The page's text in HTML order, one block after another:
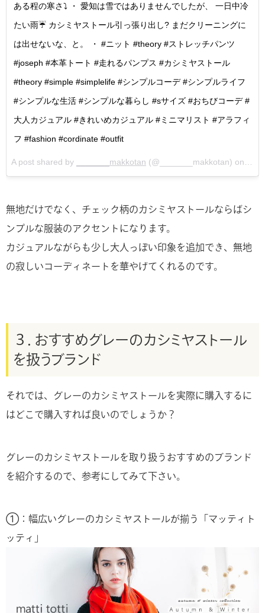
ある程の寒さ⤵️ ・ 愛知は雪ではありませんでしたが、 一日中冷
たい雨☔️ カシミヤストール引っ張り出し? まだクリーニングに
は出せないな、と。 ・ #ニット #theory #ストレッチパンツ
#joseph #本革トート #走れるパンプス #カシミヤストール
#theory #simple #simplelife #シンプルコーデ #シンプルライフ
#シンプルな生活 #シンプルな暮らし #sサイズ #おちびコーデ #
大人カジュアル #きれいめカジュアル #ミニマリスト #アラフィ
フ #fashion #cordinate #outfit
A post shared by _______makkotan (@_______makkotan) on
無地だけでなく、チェック柄のカシミヤストールならばシ
ンプルな服装のアクセントになります。
カジュアルながらも少し大人っぽい印象を追加でき、無地
の寂しいコーディネートを華やげてくれるのです。
３．おすすめグレーのカシミヤストール
を扱うブランド
それでは、グレーのカシミヤストールを実際に購入するに
はどこで購入すれば良いのでしょうか？
グレーのカシミヤストールを取り扱うおすすめのブランド
を紹介するので、参考にしてみて下さい。
①：幅広いグレーのカシミヤストールが揃う「マッティト
ッティ」